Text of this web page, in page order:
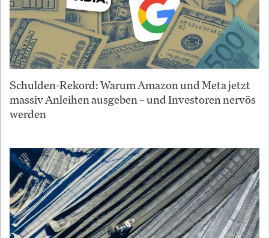
Schulden-Rekord: Warum Amazon und Meta jetzt
massiv Anleihen ausgeben – und Investoren nervös
werden